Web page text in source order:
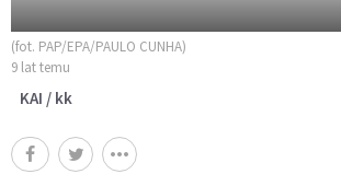
(fot. PAP/EPA/PAULO CUNHA)
9 lat temu
KAI / kk